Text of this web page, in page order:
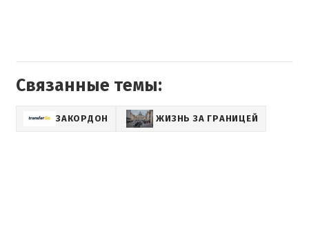
Связанные темы:
ЗАКОРДОН ЖИЗНЬ ЗА ГРАНИЦЕЙ